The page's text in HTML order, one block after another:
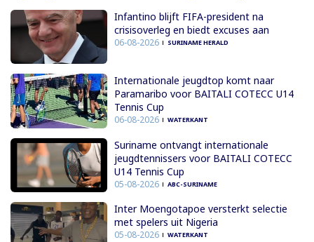
Infantino blijft FIFA-president na
crisisoverleg en biedt excuses aan
06-08-2026 SURINAME HERALD
Internationale jeugdtop komt naar
Paramaribo voor BAITALI COTECC U14
Tennis Cup
06-08-2026 WATERKANT
Suriname ontvangt internationale
jeugdtennissers voor BAITALI COTECC
U14 Tennis Cup
05-08-2026 ABC-SURINAME
Inter Moengotapoe versterkt selectie
met spelers uit Nigeria
05-08-2026 WATERKANT